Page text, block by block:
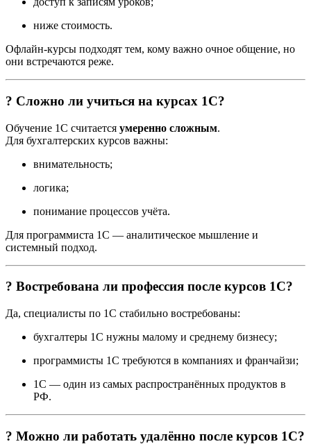
ниже стоимость.
Офлайн-курсы подходят тем, кому важно очное общение, но
они встречаются реже.
? Сложно ли учиться на курсах 1С?
Обучение 1С считается умеренно сложным.
Для бухгалтерских курсов важны:
внимательность;
логика;
понимание процессов учёта.
Для программиста 1С — аналитическое мышление и
системный подход.
? Востребована ли профессия после курсов 1С?
Да, специалисты по 1С стабильно востребованы:
бухгалтеры 1С нужны малому и среднему бизнесу;
программисты 1С требуются в компаниях и франчайзи;
1С — один из самых распространённых продуктов в
РФ.
? Можно ли работать удалённо после курсов 1С?